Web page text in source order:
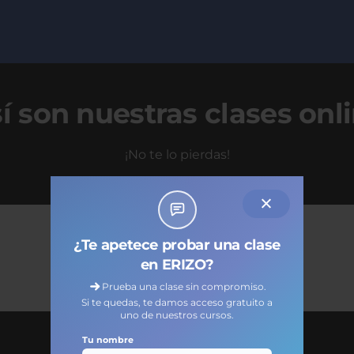
¿Te apetece probar una clase
en ERIZO?
Prueba una clase sin compromiso.
Si te quedas, te damos acceso gratuito a
uno de nuestros cursos.
Tu nombre
son nuestras clases
¡No te lo pierdas!